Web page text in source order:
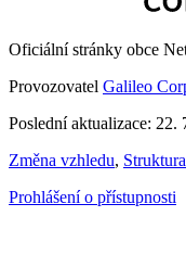
Oficiální stránky obce
Provozovatel Galileo
Poslední aktualizace: 22.
Změna vzhledu,
Prohlášení o přístupnosti